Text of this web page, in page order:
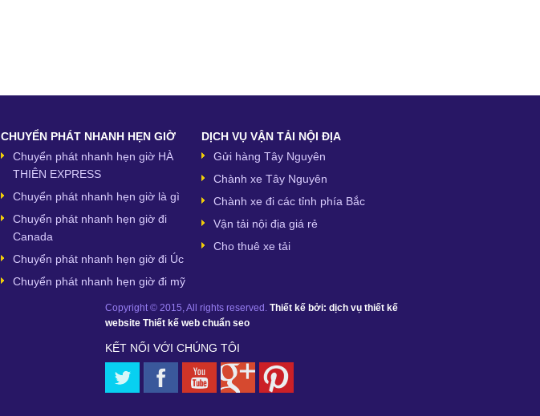
CHUYỂN PHÁT NHANH HẸN GIỜ
Chuyển phát nhanh hẹn giờ HÀ
THIÊN EXPRESS
Chuyển phát nhanh hẹn giờ là gì
Chuyển phát nhanh hẹn giờ đi
Canada
Chuyển phát nhanh hẹn giờ đi Úc
Chuyển phát nhanh hẹn giờ đi mỹ
DỊCH VỤ VẬN TẢI NỘI ĐỊA
Gửi hàng Tây Nguyên
Chành xe Tây Nguyên
Chành xe đi các tỉnh phía Bắc
Vận tải nội địa giá rẻ
Cho thuê xe tải
Copyright © 2015, All rights reserved. Thiết kế bởi: dịch vụ thiết kế
website Thiết kế web chuẩn seo
KẾT NỐI VỚI CHÚNG TÔI